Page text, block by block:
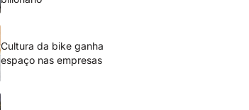
Cultura da bike ganha
espaço nas empresas